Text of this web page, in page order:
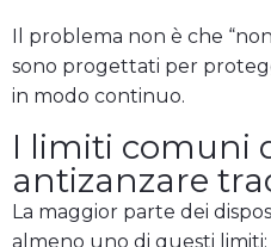
Il problema non è che
sono progettati per
in modo continuo.
I limiti comuni
antizanzare
La maggior parte dei
almeno uno di questi limiti: